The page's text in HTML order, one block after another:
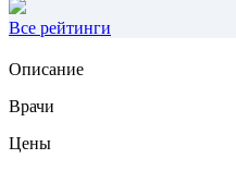
Все рейтинги
Описание
Врачи
Цены